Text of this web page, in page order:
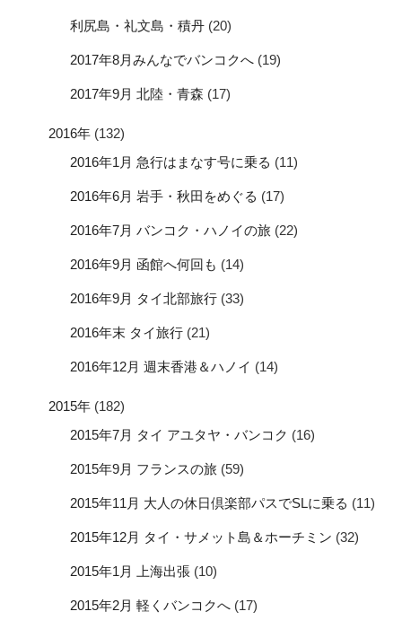
利尻島・礼文島・積丹 (20)
2017年8月みんなでバンコクへ (19)
2017年9月 北陸・青森 (17)
2016年 (132)
2016年1月 急行はまなす号に乗る (11)
2016年6月 岩手・秋田をめぐる (17)
2016年7月 バンコク・ハノイの旅 (22)
2016年9月 函館へ何回も (14)
2016年9月 タイ北部旅行 (33)
2016年末 タイ旅行 (21)
2016年12月 週末香港＆ハノイ (14)
2015年 (182)
2015年7月 タイ アユタヤ・バンコク (16)
2015年9月 フランスの旅 (59)
2015年11月 大人の休日倶楽部パスでSLに乗る (11)
2015年12月 タイ・サメット島＆ホーチミン (32)
2015年1月 上海出張 (10)
2015年2月 軽くバンコクへ (17)